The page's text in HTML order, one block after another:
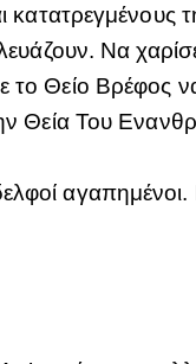
Να
Θείο Βρέφος
Θεία Του